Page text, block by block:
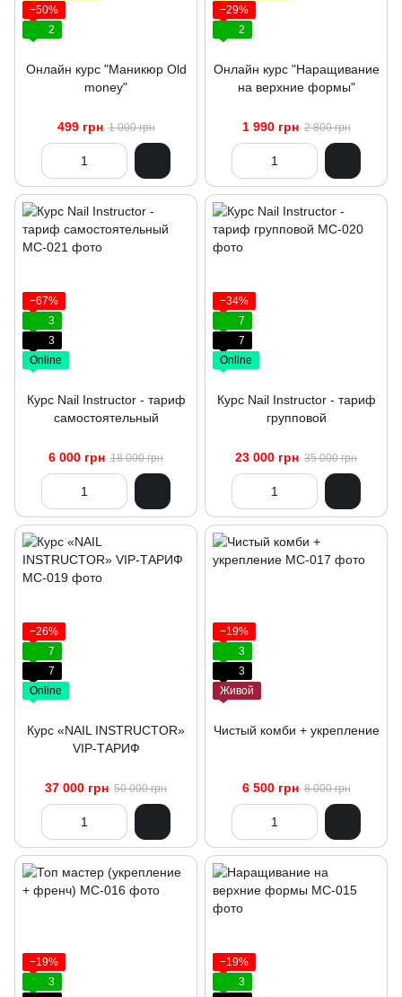
−50%
2
Онлайн курс "Маникюр Оld
money"
499 грн 1 000 грн
−29%
2
Онлайн курс "Наращивание
на верхние формы"
1 990 грн 2 800 грн
−67%
3
3
Online
Курс Nail Instructor - тариф
самостоятельный
6 000 грн 18 000 грн
−34%
7
7
Online
Курс Nail Instructor - тариф
групповой
23 000 грн 35 000 грн
−26%
7
7
Online
Курс «NAIL INSTRUCTOR»
VIP-ТАРИФ
37 000 грн 50 000 грн
−19%
3
3
Живой
Чистый комби + укрепление
6 500 грн 8 000 грн
−19%
3
−19%
3